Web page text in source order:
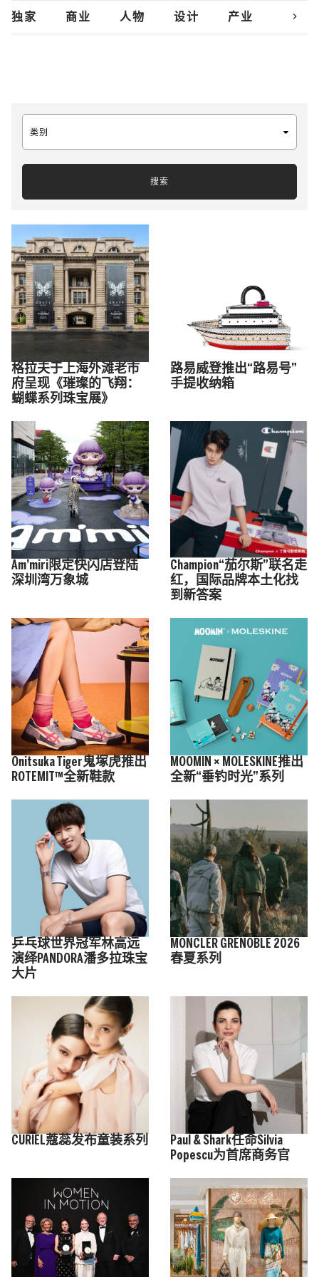
独家 商业 人物 设计 产业 创新
chevron_right
类别
搜索
格拉夫于上海外滩老市
府呈现《璀璨的飞翔：
蝴蝶系列珠宝展》
路易威登推出“路易号”
手提收纳箱
Am’miri限定快闪店登陆
深圳湾万象城
Champion“茄尔斯”联名走
红，国际品牌本土化找
到新答案
Onitsuka Tiger鬼塚虎推出
ROTEMIT™全新鞋款
MOOMIN × MOLESKINE推出
全新“垂钓时光”系列
乒乓球世界冠军林高远
演绎PANDORA潘多拉珠宝
大片
MONCLER GRENOBLE 2026
春夏系列
CURIEL蔻蕊发布童装系列
Paul & Shark任命Silvia
Popescu为首席商务官